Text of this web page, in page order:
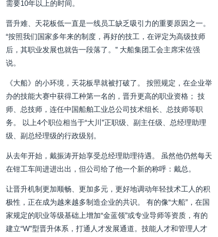
需要10年以上的时间。
晋升难、天花板低一直是一线员工缺乏吸引力的重要原因之一。
“按照我们国家多年来的制度，再好的技工，在评定为高级技师
后，其职业发展也就告一段落了。” 大船集团工会主席宋佐强
说。
《大船》的小环境，天花板早就被打破了。 按照规定，在企业举
办的技能大赛中获得工种第一名的，晋升更高的职业资格； 技
师、总技师，连任中国船舶工业总公司技术组长、总技师等职
务。 以上4个职位相当于“大川”正职级、副主任级、总经理助理
级、副总经理级的行政级别。
从去年开始，戴振涛开始享受总经理助理待遇。 虽然他仍然每天
在钳工车间进进出出，但公司给了他一个新的称呼：戴总。
让晋升机制更加顺畅、更加多元，更好地调动年轻技术工人的积
极性，正在成为越来越多制造企业的共识。 有的像“大船”，在国
家规定的职业等级基础上增加“金蓝领”或专业导师等资质，有的
建立“W”型晋升体系，打通人才发展通道。技能人才和管理人才